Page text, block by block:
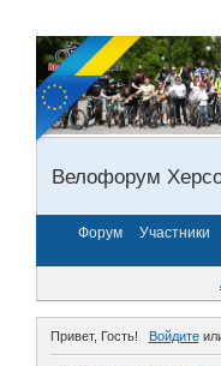
Велофорум
Форум Участники
Привет, Гость! Войдите